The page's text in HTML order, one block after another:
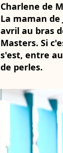
Charlene de
La maman
avril au bras
Masters. Si
s'est, entre
de perles.